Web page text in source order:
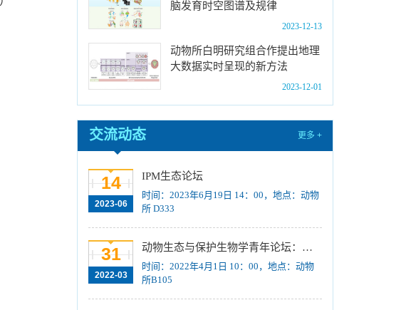
2023年“中国科学院动物研究所大学生创新实践
训练计划”申报指南
2024年招收推荐免试硕士（含直博）研究生第
二批拟录取结果公示[2023-09-05]
中国科学院动物研究所2023年 “大学生创新实践
关于招募“‘一带一路’地区昆虫多样性格局评估
与智能监测体系关键技术培训班”学员的通知 （第
2024年招收推荐免试硕士（含直博）研究生第
一批拟录取结果公示[2023-08-10]
度）中国科协青年人才托举工程项目的通知
08-02]
中国科学院动物研究所2024年接收推荐免试生
脑发育时空图谱及规律
2023-12-13
动物所白明研究组合作提出地理
大数据实时呈现的新方法
2023-12-01
交流动态 更多 +
14
2023-06
IPM生态论坛
时间：2023年6月19日 14：00，地点：动物
所 D333
31
2022-03
动物生态与保护生物学青年论坛：Regeneration enhancers and the evolution of regenerative capacities
时间：2022年4月1日 10：00，地点：动物
所B105